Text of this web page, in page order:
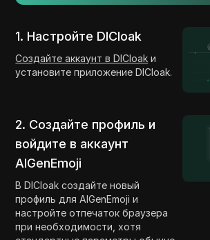
1. Настройте DICloak
Создайте аккаунт в DICloak и
установите приложение DICloak.
2. Создайте профиль и
войдите в аккаунт
AIGenEmoji
В DICloak создайте новый
профиль для AIGenEmoji и
настройте отпечаток браузера
при необходимости, хотя